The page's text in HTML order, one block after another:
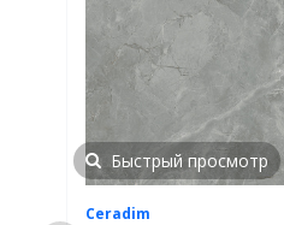
Быстрый просмотр
Ceradim